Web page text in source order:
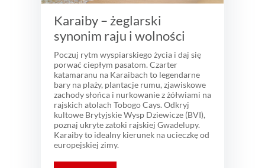
Karaiby – żeglarski
synonim raju i wolności
Poczuj rytm wyspiarskiego życia i daj się
porwać ciepłym pasatom. Czarter
katamaranu na Karaibach to legendarne
bary na plaży, plantacje rumu, zjawiskowe
zachody słońca i nurkowanie z żółwiami na
rajskich atolach Tobogo Cays. Odkryj
kultowe Brytyjskie Wysp Dziewicze (BVI),
poznaj ukryte zatoki rajskiej Gwadelupy.
Karaiby to idealny kierunek na ucieczkę od
europejskiej zimy.